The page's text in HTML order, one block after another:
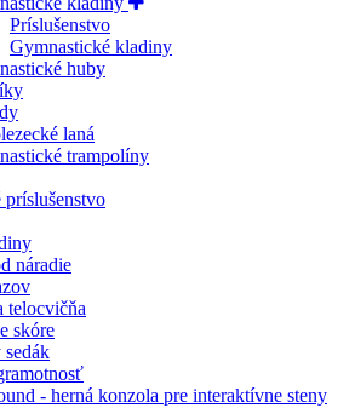
Príslušenstvo
Gymnastické kladiny
huby
laná
trampolíny
náradie
telocvičňa
skóre
- herná konzola pre interaktívne steny